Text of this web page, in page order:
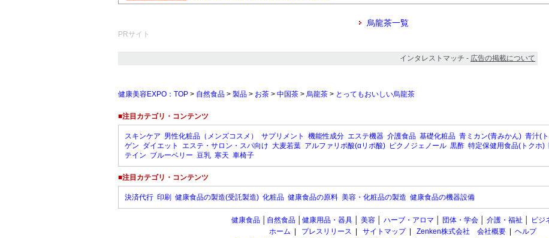
烏龍茶一覧
PRサイト
インタレストマッチ - 広告の掲載について
健康美容EXPO：TOP > 自然食品 > 製品 > お茶 > 中国茶 > 烏龍茶 > とってもおいしい烏龍茶
■注目カテゴリ・コンテンツ
スキンケア 男性化粧品（メンズコスメ） サプリメント 機能性成分 エステ機器 介護食品 基礎化粧品 青ミカン(青みかん) 青汁(
ゲン ダイエット エステ・サロン・スパ向け 大麦若葉 アルファリポ酸(αリポ酸) ピクノジェノール 黒酢 特定保健用食品(トクホ)
テイン ブルーベリー 豆乳 寒天 車椅子
■注目カテゴリ・コンテンツ
決済代行 印刷 健康食品の製造(受託製造) 化粧品 健康食品の原料 美容・化粧品の製造 健康食品の機器設備
健康食品 自然食品 健康用品・器具 美容 ハーブ・アロマ 団体・学会 介護・福祉
ビジ
ホーム
プレスリリース サイトマップ| Zenken株式会社 会社概要
ヘルプ